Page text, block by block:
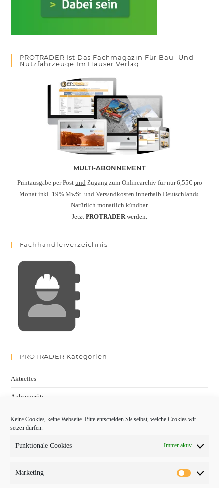
Keine Cookies, keine Webseite. Bitte entscheiden Sie selbst, welche Cookies wir
setzen dürfen.
Funktionale Cookies Immer aktiv
Marketing
PROTRADER Ist Das Fachmagazin Für Bau- Und
Nutzfahrzeuge Im Hauser Verlag
MULTI-ABONNEMENT
Printausgabe per Post und Zugang zum Onlinearchiv für nur 6,55€ pro
Monat inkl. 19% MwSt. und Versandkosten innerhalb Deutschlands.
Natürlich monatlich kündbar.
Jetzt PROTRADERwerden.
Fachhändlerverzeichnis
PROTRADER Kategorien
Aktuelles
Anbaugeräte
Baumaschinen
Fachmessen